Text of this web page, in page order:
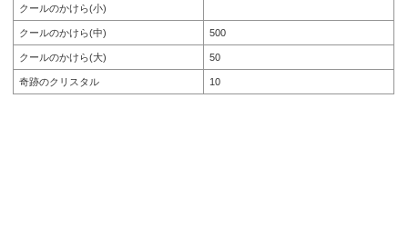
クールのかけら(小)
クールのかけら(中) 500
クールのかけら(大) 50
奇跡のクリスタル 10